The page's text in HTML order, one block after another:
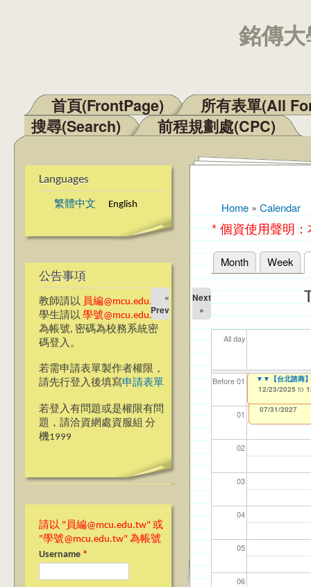
銘傳
Main menu
首頁(FrontPage)
所有表單(All
搜尋(Search)
前程規劃處(CPC)
Languages
繁體中文 English
公告事項
教師請以 員編@mcu.edu.tw
學生請以 學號@mcu.edu.tw
為帳號, 密碼為校務系統密
碼登入。
若需申請表單製作者權限，
請先行登入後填寫申請表單
若登入有問題或是權限有問
題，請洽資網處資服組 分
機1999
請以 "員編@mcu.edu.tw" 或
"學號@mcu.edu.tw" 為帳號
Username *
You are here
Home » Calendar
* 個資使用聲明
Primary tabs
Month Week
«
Prev
Next
»
All day
Before 01
01
02
03
04
05
06
【資網處】
整合系統～表單
12/31/2027
【財務處】工讀
11/12/2021 to
【財務處】漏打
錄
07/31/2027
114
04/
114
02/
114
03/
【學
07/
114
09/
▼▼【台北諮商
12/23/2025 to
▼▼【台北諮商
12/23/2025 to